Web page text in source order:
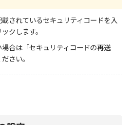
されているセキュリティコードを入
クします。
合は「セキュリティコードの再送
さい。